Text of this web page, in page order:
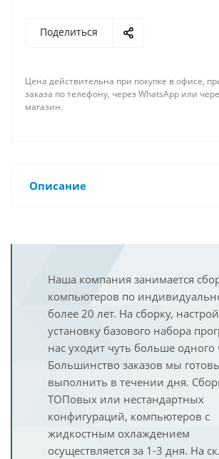
Поделиться
Цена действительна при покупке в офисе,
заказа по телефону, через WhatsApp или
магазин.
Описание
Наша компания занимается
компьютеров по
более 20 лет. На сборку,
установку базового набора
нас уходит чуть больше одного
Большинство заказов мы
выполнить в течении дня.
ТОПовых или нестандартных
конфигураций, компьютеров с
жидкостным охлаждением
осуществляется за 1-3 дня. На